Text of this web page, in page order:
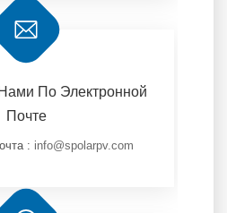
По Электронной
Почте
: info@spolarpv.com